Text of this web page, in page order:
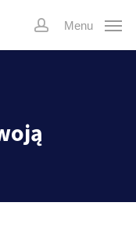
account
Menu